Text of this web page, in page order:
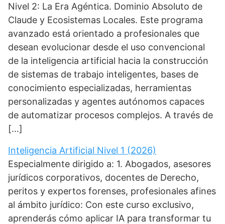
Nivel 2: La Era Agéntica. Dominio Absoluto de
Claude y Ecosistemas Locales. Este programa
avanzado está orientado a profesionales que
desean evolucionar desde el uso convencional
de la inteligencia artificial hacia la construcción
de sistemas de trabajo inteligentes, bases de
conocimiento especializadas, herramientas
personalizadas y agentes autónomos capaces
de automatizar procesos complejos. A través de
[…]
Inteligencia Artificial Nivel 1 (2026)
Especialmente dirigido a: 1. Abogados, asesores
jurídicos corporativos, docentes de Derecho,
peritos y expertos forenses, profesionales afines
al ámbito jurídico: Con este curso exclusivo,
aprenderás cómo aplicar IA para transformar tu